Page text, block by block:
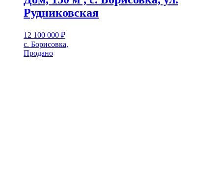
Рудниковская
12 100 000 ₽
с. Борисовка,
Продано